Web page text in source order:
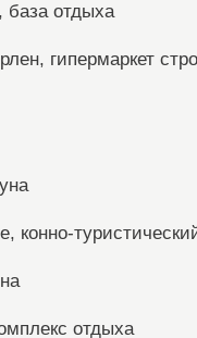
база отдыха
гипермаркет
конно-
отдыха